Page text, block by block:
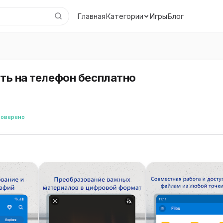
ГлавнаяКатегории ИгрыБлог
на телефон бесплатно